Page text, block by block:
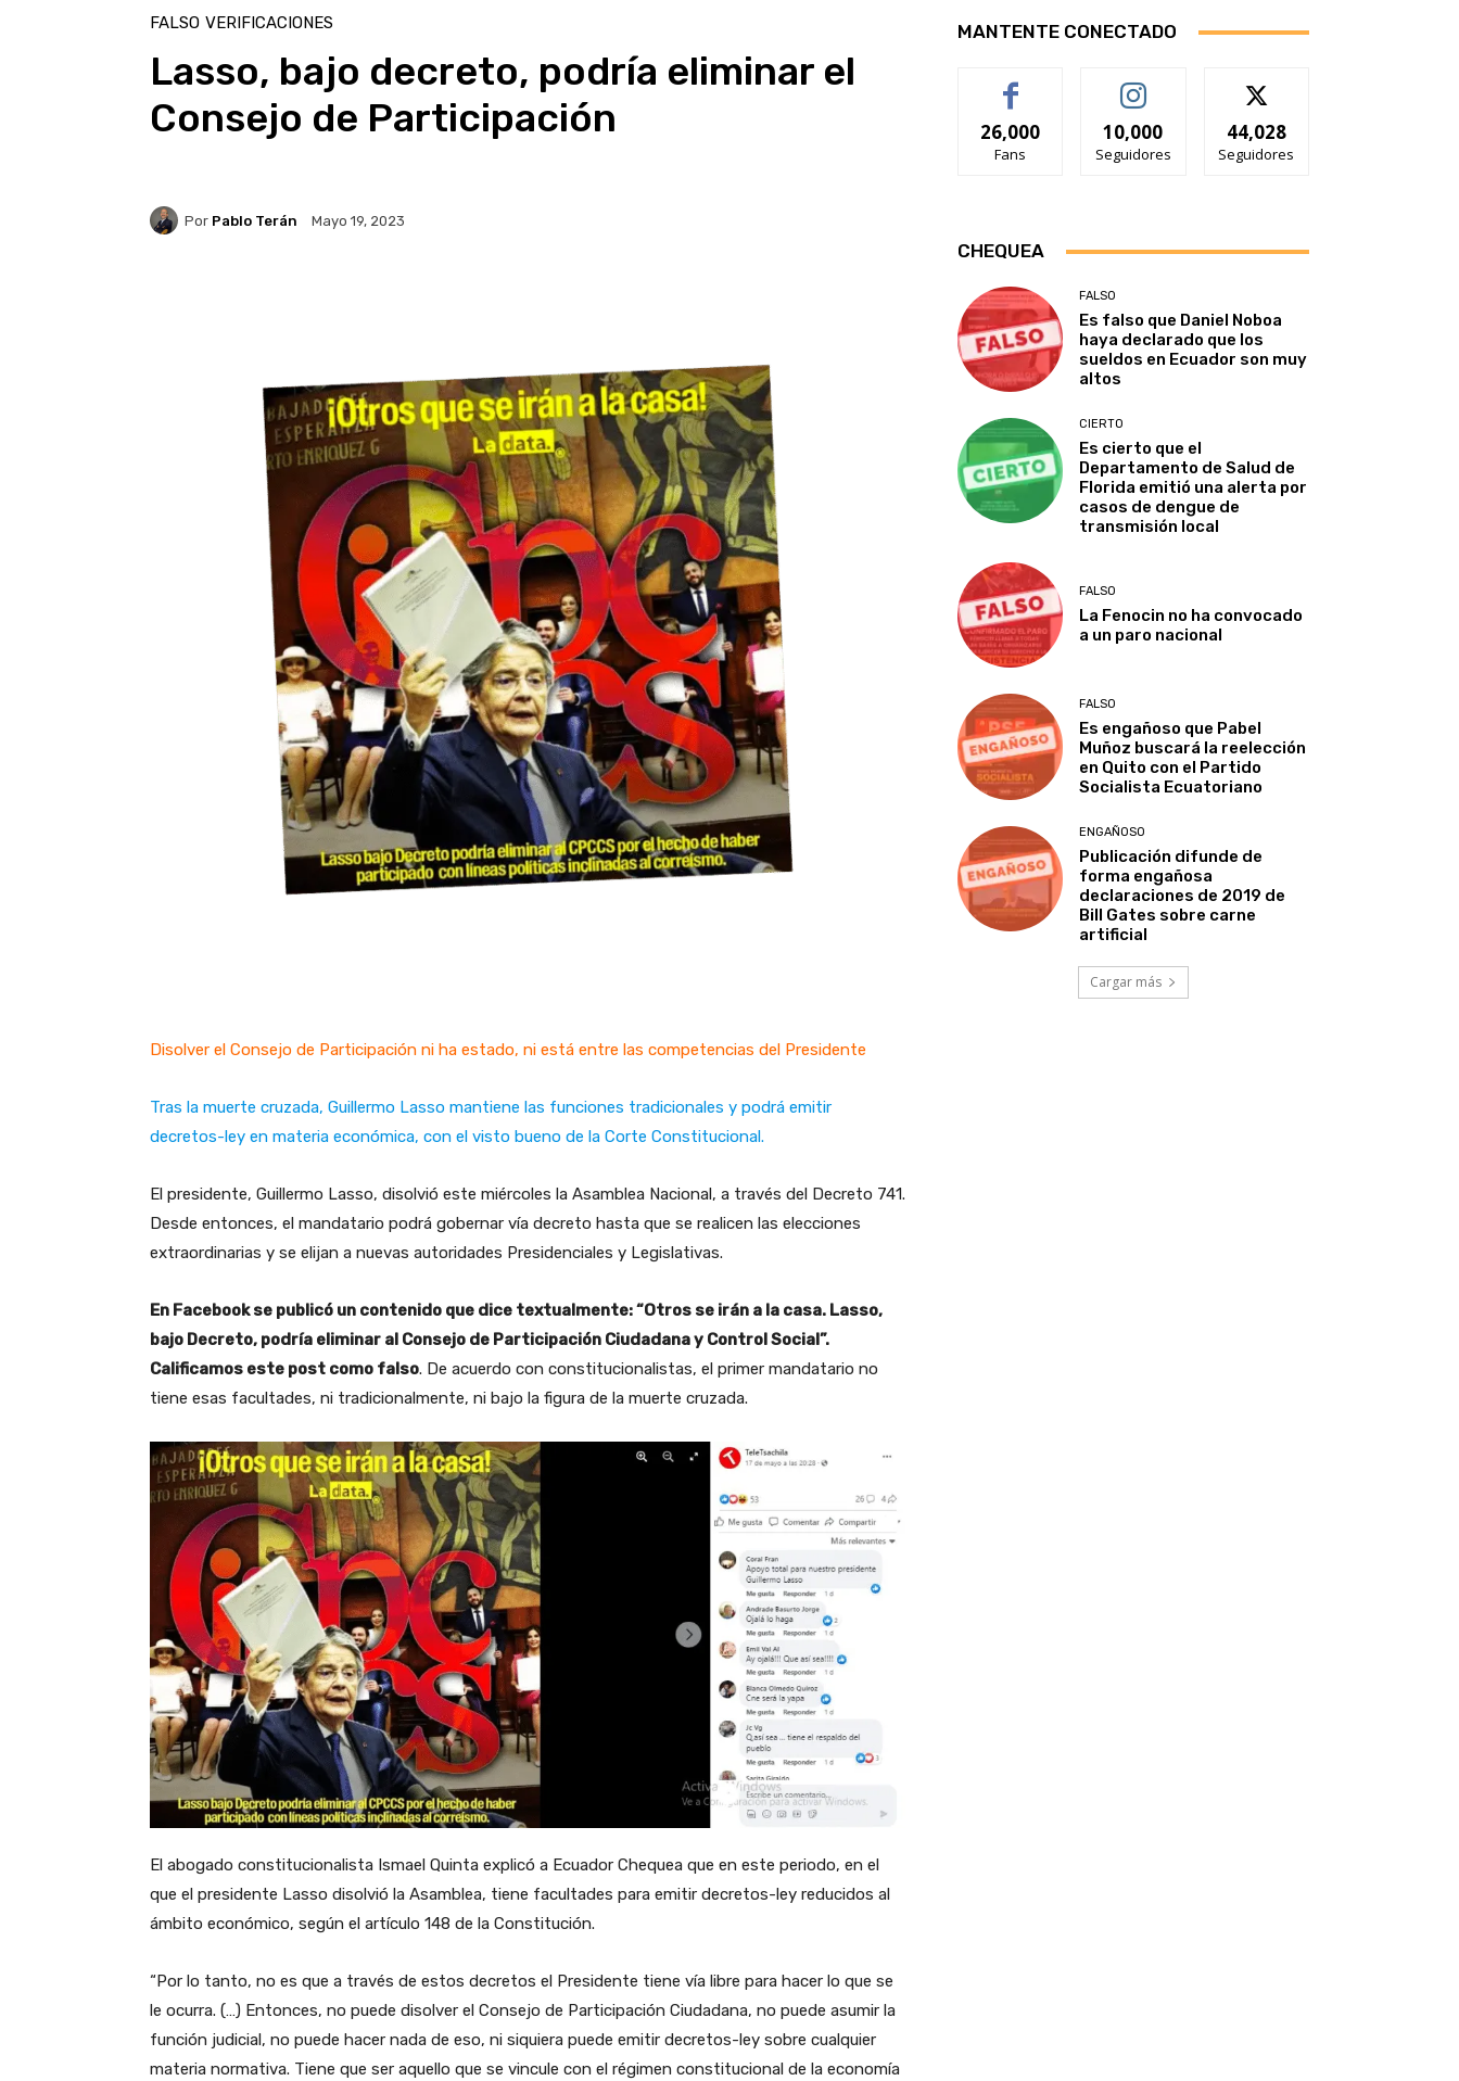
FALSO VERIFICACIONES
Lasso, bajo decreto, podría eliminar el
Consejo de Participación
Por Pablo Terán Mayo 19, 2023
Disolver el Consejo de Participación ni ha estado, ni está entre las competencias del Presidente
Tras la muerte cruzada, Guillermo Lasso mantiene las funciones tradicionales y podrá emitir
decretos-ley en materia económica, con el visto bueno de la Corte Constitucional.
El presidente, Guillermo Lasso, disolvió este miércoles la Asamblea Nacional, a través del Decreto 741.
Desde entonces, el mandatario podrá gobernar vía decreto hasta que se realicen las elecciones
extraordinarias y se elijan a nuevas autoridades Presidenciales y Legislativas.
En Facebook se publicó un contenido que dice textualmente: “Otros se irán a la casa. Lasso,
bajo Decreto, podría eliminar al Consejo de Participación Ciudadana y Control Social”.
Calificamos este post como falso. De acuerdo con constitucionalistas, el primer mandatario no
tiene esas facultades, ni tradicionalmente, ni bajo la figura de la muerte cruzada.
El abogado constitucionalista Ismael Quinta explicó a Ecuador Chequea que en este periodo, en el
que el presidente Lasso disolvió la Asamblea, tiene facultades para emitir decretos-ley reducidos al
ámbito económico, según el artículo 148 de la Constitución.
“Por lo tanto, no es que a través de estos decretos el Presidente tiene vía libre para hacer lo que se
le ocurra. (…) Entonces, no puede disolver el Consejo de Participación Ciudadana, no puede asumir la
función judicial, no puede hacer nada de eso, ni siquiera puede emitir decretos-ley sobre cualquier
materia normativa. Tiene que ser aquello que se vincule con el régimen constitucional de la economía
MANTENTE CONECTADO
26,000
Fans
10,000
Seguidores
44,028
Seguidores
CHEQUEA
FALSO
Es falso que Daniel Noboa
haya declarado que los
sueldos en Ecuador son muy
altos
CIERTO
Es cierto que el
Departamento de Salud de
Florida emitió una alerta por
casos de dengue de
transmisión local
FALSO
La Fenocin no ha convocado
a un paro nacional
FALSO
Es engañoso que Pabel
Muñoz buscará la reelección
en Quito con el Partido
Socialista Ecuatoriano
ENGAÑOSO
Publicación difunde de
forma engañosa
declaraciones de 2019 de
Bill Gates sobre carne
artificial
Cargar más